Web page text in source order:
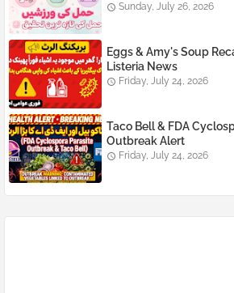
Sunday, July 26, 2026
Eggs & Amy's Soup
Listeria News
Friday, July 24, 2026
Taco Bell & FDA
Outbreak Alert
Friday, July 24, 2026